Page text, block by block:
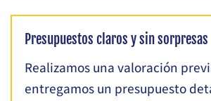
Presupuestos claros y sin sorpresas
Realizamos una valoración
entregamos un presupuesto